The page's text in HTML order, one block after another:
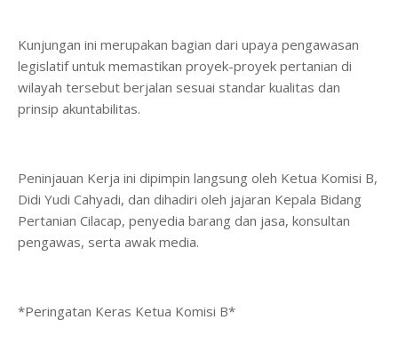
Kunjungan ini merupakan bagian dari upaya pengawasan
legislatif untuk memastikan proyek-proyek pertanian di
wilayah tersebut berjalan sesuai standar kualitas dan
prinsip akuntabilitas.
​Peninjauan Kerja ini dipimpin langsung oleh Ketua Komisi B,
Didi Yudi Cahyadi, dan dihadiri oleh jajaran Kepala Bidang
Pertanian Cilacap, penyedia barang dan jasa, konsultan
pengawas, serta awak media.
*​Peringatan Keras Ketua Komisi B*